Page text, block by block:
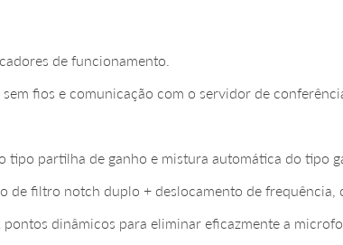
de funcionamento.
fios e comunicação com o servidor de
partilha de ganho e mistura automática do tipo
de filtro notch duplo + deslocamento de
dinâmicos para eliminar eficazmente a